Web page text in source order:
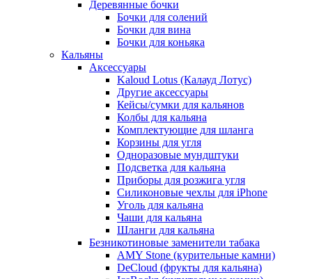
Деревянные бочки
Бочки для солений
Бочки для вина
Бочки для коньяка
Кальяны
Аксессуары
Kaloud Lotus (Калауд Лотус)
Другие аксессуары
Кейсы/сумки для кальянов
Колбы для кальяна
Комплектующие для шланга
Корзины для угля
Одноразовые мундштуки
Подсветка для кальяна
Приборы для розжига угля
Силиконовые чехлы для iPhone
Уголь для кальяна
Чаши для кальяна
Шланги для кальяна
Безникотиновые заменители табака
AMY Stone (курительные камни)
DeCloud (фрукты для кальяна)